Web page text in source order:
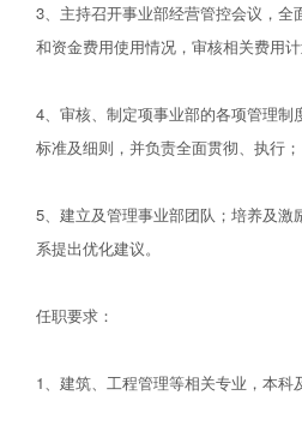
3、主持召开事业部经营管控会议，
和资金费用使用情况，审核相关费用
4、审核、制定项事业部的各项管理
标准及细则，并负责全面贯彻、执行；
5、建立及管理事业部团队；培养及
系提出优化建议。
任职要求：
1、建筑、工程管理等相关专业，本科